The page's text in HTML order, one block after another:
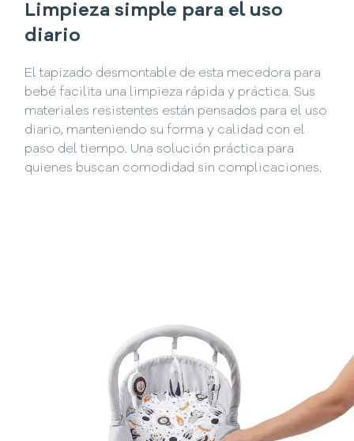
Limpieza simple para el uso
diario
El tapizado desmontable de esta mecedora para
bebé facilita una limpieza rápida y práctica. Sus
materiales resistentes están pensados para el uso
diario, manteniendo su forma y calidad con el
paso del tiempo. Una solución práctica para
quienes buscan comodidad sin complicaciones.